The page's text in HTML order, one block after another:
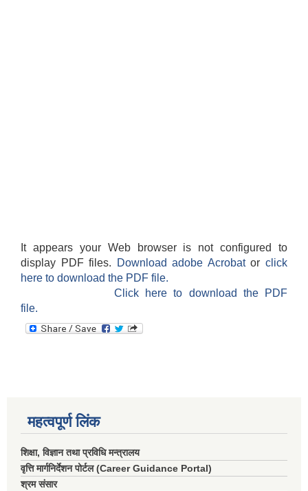
It appears your Web browser is not configured to
display PDF files.
Download adobe Acrobatorclick
here to download the PDF file.
Click here to download the PDF
file.
महत्वपूर्ण लिंक
शिक्षा, विज्ञान तथा प्रविधि मन्त्रालय
वृत्ति मार्गनिर्देशन पोर्टल (Career Guidance Portal)
श्रम संसार